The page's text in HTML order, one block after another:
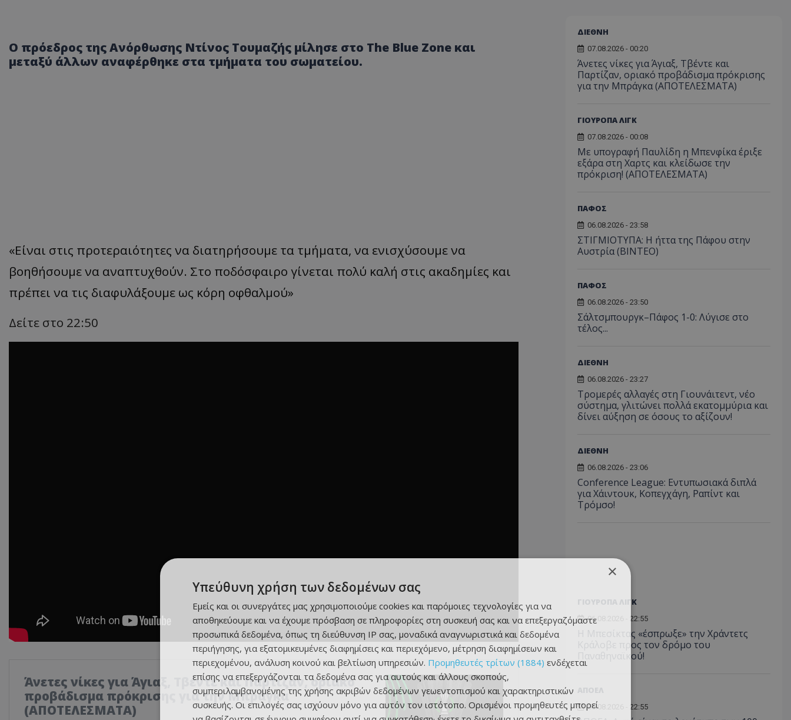
Ο πρόεδρος της Ανόρθωσης Ντίνος Τουμαζής μίλησε στο The Blue Zone και
μεταξύ άλλων αναφέρθηκε στα τμήματα του σωματείου.
«Είναι στις προτεραιότητες να διατηρήσουμε τα τμήματα, να ενισχύσουμε να
βοηθήσουμε να αναπτυχθούν. Στο ποδόσφαιρο γίνεται πολύ καλή στις ακαδημίες και
πρέπει να τις διαφυλάξουμε ως κόρη οφθαλμού»
Δείτε στο 22:50
Άνετες νίκες για Άγιαξ, Τβέντε και Παρτίζαν, οριακό
προβάδισμα πρόκρισης για την Μπράγκα
(ΑΠΟΤΕΛΕΣΜΑΤΑ)
ΔΙΕΘΝΗ
07.08.2026 - 00:20
Άνετες νίκες για Άγιαξ, Τβέντε και
Παρτίζαν, οριακό προβάδισμα πρόκρισης
για την Μπράγκα (ΑΠΟΤΕΛΕΣΜΑΤΑ)
ΓΙΟΥΡΟΠΑ ΛΙΓΚ
07.08.2026 - 00:08
Με υπογραφή Παυλίδη η Μπενφίκα έριξε
εξάρα στη Χαρτς και κλείδωσε την
πρόκριση! (ΑΠΟΤΕΛΕΣΜΑΤΑ)
ΠΑΦΟΣ
06.08.2026 - 23:58
ΣΤΙΓΜΙΟΤΥΠΑ: Η ήττα της Πάφου στην
Αυστρία (ΒΙΝΤΕΟ)
ΠΑΦΟΣ
06.08.2026 - 23:50
Σάλτσμπουργκ–Πάφος 1-0: Λύγισε στο
τέλος...
ΔΙΕΘΝΗ
06.08.2026 - 23:27
Τρομερές αλλαγές στη Γιουνάιτεντ, νέο
σύστημα, γλιτώνει πολλά εκατομμύρια και
δίνει αύξηση σε όσους το αξίζουν!
ΔΙΕΘΝΗ
06.08.2026 - 23:06
Conference League: Εντυπωσιακά διπλά
για Χάιντουκ, Κοπεγχάγη, Ραπίντ και
Τρόμσο!
ΓΙΟΥΡΟΠΑ ΛΙΓΚ
06.08.2026 - 22:55
Η Μπεσίκτας «έσπρωξε» την Χράντετς
Κράλοβε προς τον δρόμο του
Παναθηναϊκού!
06.08.2026 - 22:55
×
Υπεύθυνη χρήση των δεδομένων σας
Εμείς και οι συνεργάτες μας χρησιμοποιούμε cookies και παρόμοιες τεχνολογίες για να
αποθηκεύουμε και να έχουμε πρόσβαση σε πληροφορίες στη συσκευή σας και να επεξεργαζόμαστε
προσωπικά δεδομένα, όπως τη διεύθυνση IP σας, μοναδικά αναγνωριστικά και δεδομένα
περιήγησης, για εξατομικευμένες διαφημίσεις και περιεχόμενο, μέτρηση διαφημίσεων και
περιεχομένου, ανάλυση κοινού και βελτίωση υπηρεσιών. Προμηθευτές τρίτων (1884) ενδέχεται
επίσης να επεξεργάζονται τα δεδομένα σας για αυτούς και άλλους σκοπούς,
συμπεριλαμβανομένης της χρήσης ακριβών δεδομένων γεωεντοπισμού και χαρακτηριστικών
συσκευής. Οι επιλογές σας ισχύουν μόνο για αυτόν τον ιστότοπο. Ορισμένοι προμηθευτές μπορεί